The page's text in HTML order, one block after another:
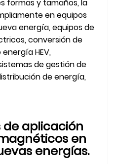
formas y tamaños, la
en equipos
energía, equipos de
conversión de
HEV,
de gestión de
de energía,
de aplicación
en
energías.